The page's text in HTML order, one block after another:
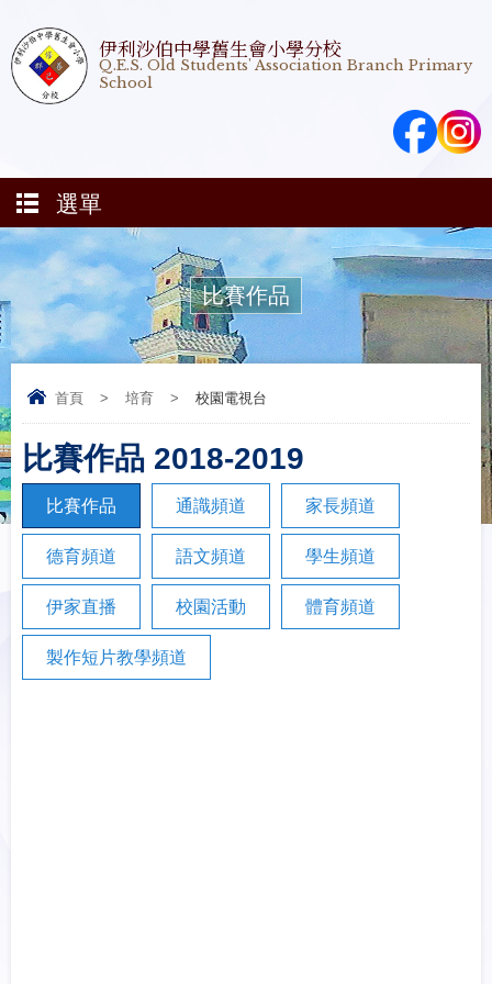
伊利沙伯中學舊生會小學分校
Q.E.S. Old Students' Association Branch Primary
School
選單
比賽作品
首頁 > 培育 > 校園電視台
比賽作品 2018-2019
比賽作品 通識頻道 家長頻道
德育頻道 語文頻道 學生頻道
伊家直播 校園活動 體育頻道
製作短片教學頻道